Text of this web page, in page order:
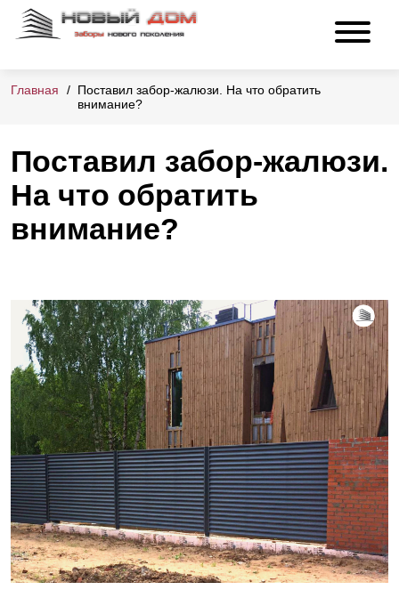
Главная
Поставил забор-жалюзи. На что обратить
внимание?
Поставил забор-жалюзи.
На что обратить
внимание?